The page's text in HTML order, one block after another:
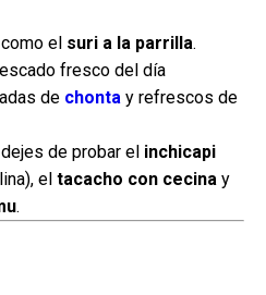
el suri a la parrilla.
fresco del día
de chonta y refrescos de
de probar el inchicapi
el tacacho con cecina y
.